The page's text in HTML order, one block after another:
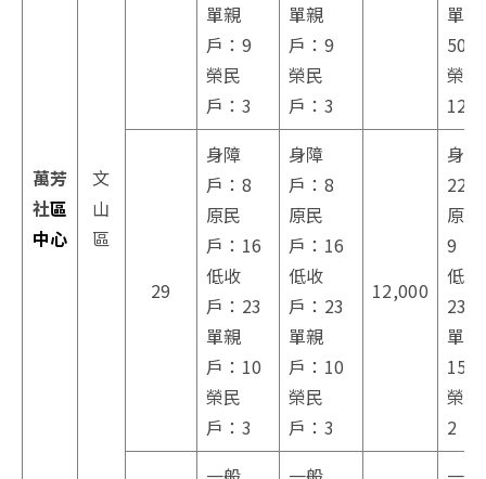
萬芳
社區
中心
文
山
區
單親
戶：9
榮民
戶：3
單親
戶：9
榮民
戶：3
單
50
榮
12
29
身障
戶：8
原民
戶：16
低收
戶：23
單親
戶：10
榮民
戶：3
身障
戶：8
原民
戶：16
低收
戶：23
單親
戶：10
榮民
戶：3
12,000
身
22
原
9
低
23
單
15
榮
2